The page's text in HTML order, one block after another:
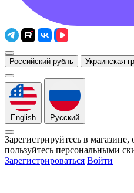
Российский рубль Украинская
English Русский
Зарегистрируйтесь в магазине,
пользуйтесь персональными
Зарегистрироваться Войти